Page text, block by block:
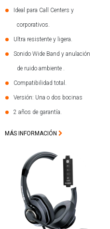
Ideal para Call Centers y
corporativos.
Ultra resistente y ligera.
Sonido Wide Band y anulación
de ruido ambiente .
Compatibilidad total.
Versión: Una o dos bocinas
2 años de garantía.
MÁS INFORMACIÓN